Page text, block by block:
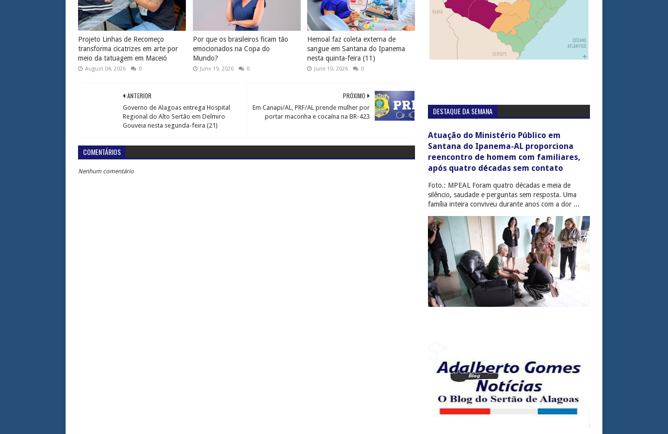
Projeto Linhas de Recomeço
transforma cicatrizes em arte por
meio da tatuagem em Maceió
August 04, 2026 0
Por que os brasileiros ficam tão
emocionados na Copa do
Mundo?
June 19, 2026 0
Hemoal faz coleta externa de
sangue em Santana do Ipanema
nesta quinta-feira (11)
June 10, 2026 0
PRÓXIMO
Em Canapi/AL, PRF/AL prende mulher por
portar maconha e cocaína na BR-423
ANTERIOR
Governo de Alagoas entrega Hospital
Regional do Alto Sertão em Delmiro
Gouveia nesta segunda-feira (21)
COMENTÁRIOS
Nenhum comentário
DESTAQUE DA SEMANA
Atuação do Ministério Público em
Santana do Ipanema-AL proporciona
reencontro de homem com familiares,
após quatro décadas sem contato
Foto.: MPEAL Foram quatro décadas e meia de
silêncio, saudade e perguntas sem resposta. Uma
família inteira conviveu durante anos com a dor ...